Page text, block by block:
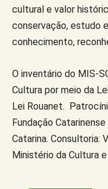
cultural e valor
conservação, estudo
conhecimento,
O inventário do MIS-
Cultura por meio da
Lei Rouanet.
Fundação
Catarina. Consultoria:
Ministério da Cultura